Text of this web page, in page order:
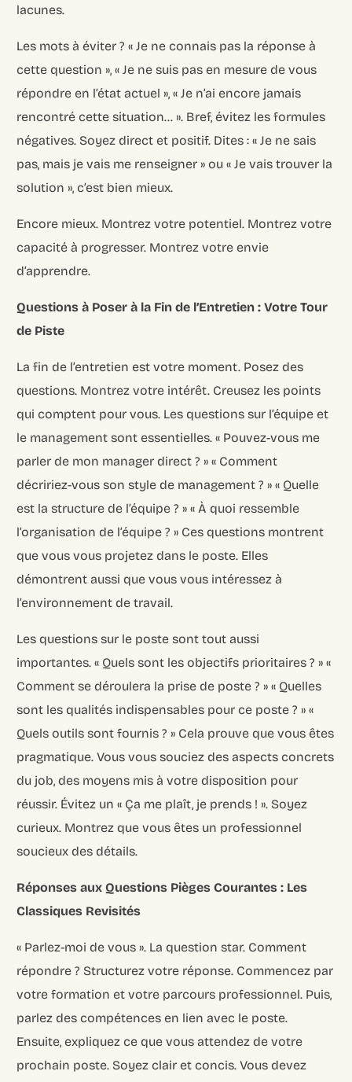
lacunes.
Les mots à éviter ? « Je ne connais pas la réponse à
cette question », « Je ne suis pas en mesure de vous
répondre en l’état actuel », « Je n’ai encore jamais
rencontré cette situation… ». Bref, évitez les formules
négatives. Soyez direct et positif. Dites : « Je ne sais
pas, mais je vais me renseigner » ou « Je vais trouver la
solution », c’est bien mieux.
Encore mieux. Montrez votre potentiel. Montrez votre
capacité à progresser. Montrez votre envie
d’apprendre.
Questions à Poser à la Fin de l’Entretien : Votre Tour
de Piste
La fin de l’entretien est votre moment. Posez des
questions. Montrez votre intérêt. Creusez les points
qui comptent pour vous. Les questions sur l’équipe et
le management sont essentielles. « Pouvez-vous me
parler de mon manager direct ? » « Comment
décririez-vous son style de management ? » « Quelle
est la structure de l’équipe ? » « À quoi ressemble
l’organisation de l’équipe ? » Ces questions montrent
que vous vous projetez dans le poste. Elles
démontrent aussi que vous vous intéressez à
l’environnement de travail.
Les questions sur le poste sont tout aussi
importantes. « Quels sont les objectifs prioritaires ? » «
Comment se déroulera la prise de poste ? » « Quelles
sont les qualités indispensables pour ce poste ? » «
Quels outils sont fournis ? » Cela prouve que vous êtes
pragmatique. Vous vous souciez des aspects concrets
du job, des moyens mis à votre disposition pour
réussir. Évitez un « Ça me plaît, je prends ! ». Soyez
curieux. Montrez que vous êtes un professionnel
soucieux des détails.
Réponses aux Questions Pièges Courantes : Les
Classiques Revisités
« Parlez-moi de vous ». La question star. Comment
répondre ? Structurez votre réponse. Commencez par
votre formation et votre parcours professionnel. Puis,
parlez des compétences en lien avec le poste.
Ensuite, expliquez ce que vous attendez de votre
prochain poste. Soyez clair et concis. Vous devez